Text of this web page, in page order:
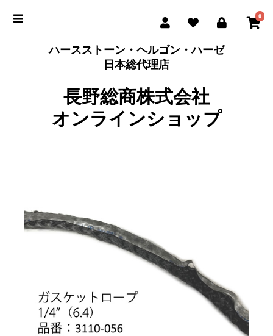
0
ハースストーン・ヘルゴン・ハーゼ
日本総代理店
長野総商株式会社
オンラインショップ